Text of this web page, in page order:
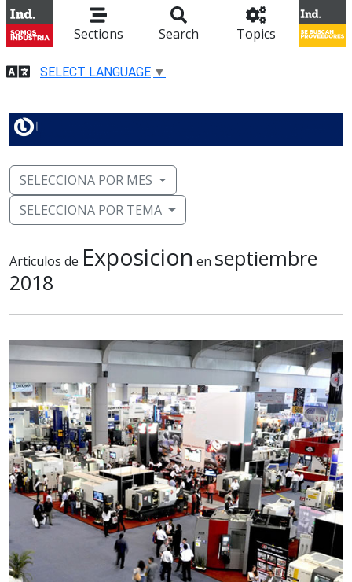
Sections Search Topics
SELECT LANGUAGE ▼
SELECCIONA POR MES
SELECCIONA POR TEMA
Articulos de Exposicion en septiembre
2018